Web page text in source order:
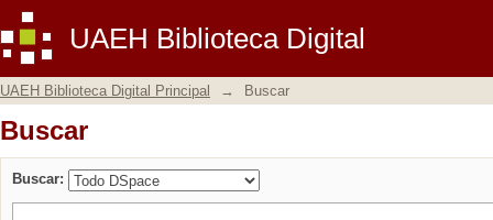
UAEH Biblioteca Digital
Buscar
UAEH Biblioteca Digital Principal → Buscar
Buscar
Buscar: